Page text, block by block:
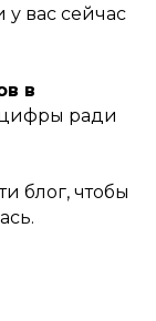
у вас сейчас
в
цифры ради
блог, чтобы